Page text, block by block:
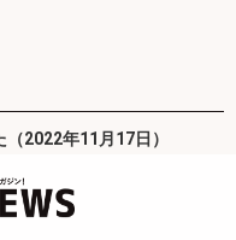
2022年11月17日）